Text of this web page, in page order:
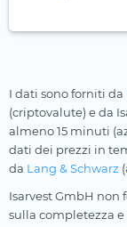
I dati sono forniti da
(criptovalute) e da
almeno 15 minuti
dati dei prezzi in
da Lang & Schwarz
Isarvest GmbH non
sulla completezza